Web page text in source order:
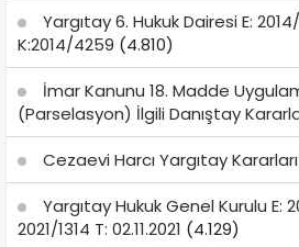
Yargıtay 6. Hukuk Dairesi E:
K:2014/4259 (4.810)
İmar Kanunu 18. Madde
(Parselasyon) İlgili Danıştay
Cezaevi Harcı Yargıtay Kararları
Yargıtay Hukuk Genel Kurulu E:
2021/1314 T: 02.11.2021 (4.129)